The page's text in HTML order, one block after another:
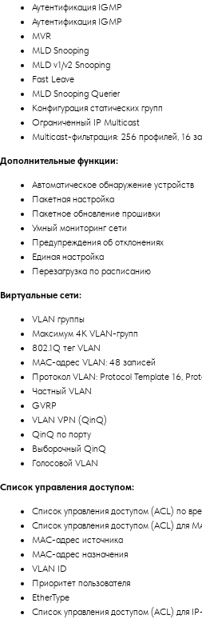
Аутентификация IGMP
Аутентификация IGMP
MVR
MLD Snooping
MLD v1/v2 Snooping
Fast Leave
MLD Snooping Querier
Конфигурация статических групп
Ограниченный IP Multicast
Multicast-фильтрация: 256 профилей, 16
Дополнительные функции:
Автоматическое обнаружение устройств
Пакетная настройка
Пакетное обновление прошивки
Умный мониторинг сети
Предупреждения об отклонениях
Единая настройка
Перезагрузка по расписанию
Виртуальные сети:
VLAN группы
Максимум 4K VLAN-групп
802.1Q тег VLAN
MAC-адрес VLAN: 48 записей
Протокол VLAN: Protocol Template 16,
Частный VLAN
GVRP
VLAN VPN (QinQ)
QinQ по порту
Выборочный QinQ
Голосовой VLAN
Список управления доступом:
Список управления доступом (ACL) по
Список управления доступом (ACL) для
MAC-адрес источника
MAC-адрес назначения
VLAN ID
Приоритет пользователя
EtherType
Список управления доступом (ACL) для